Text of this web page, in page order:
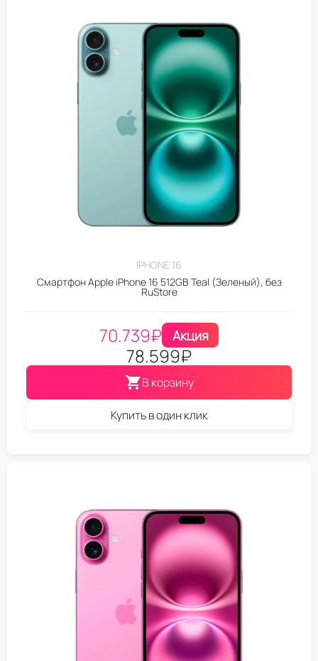
IPHONE 16
Смартфон Apple iPhone 16 512GB Teal (Зеленый), без
RuStore
70.739₽ Акция
78.599₽
В корзину
Купить в один клик